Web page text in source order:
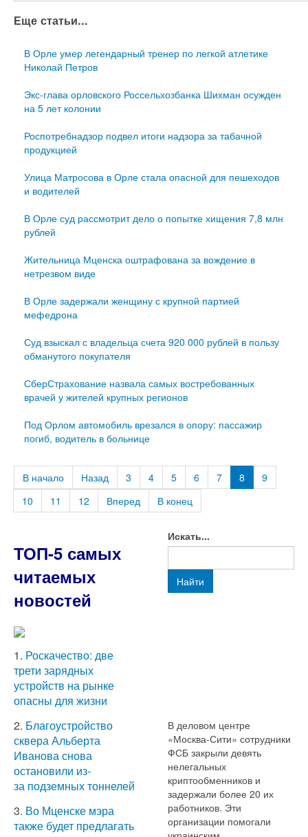
Еще статьи...
В Орле умер легендарный тренер по легкой атлетике
Николай Петров
Экс-глава орловского Россельхозбанка Шихман осужден
на 5 лет колонии
Роспотребнадзор подвел итоги надзора за табачной
продукцией
Улица Матросова в Орле стала опасной для пешеходов
и водителей
В Орле суд рассмотрит дело о попытке хищения 7,8 млн
рублей
Жительница Мценска оштрафована за вождение в
нетрезвом виде
В Орле задержали женщину с крупной партией
мефедрона
Суд взыскал с владельца счета 920 000 рублей в пользу
обманутого покупателя
СберСтрахование назвала самых востребованных
врачей у жителей крупных регионов
Под Орлом автомобиль врезался в опору: пассажир
погиб, водитель в больнице
В начало Назад 3 4 5 6 7 8
9
10
11 12 Вперед В конец
ТОП-5 самых
читаемых
новостей
1. Роскачество: две
трети зарядных
устройств на рынке
опасны для жизни
2. Благоустройство
сквера Альберта
Иванова снова
остановили из-
за подземных тоннелей
3. Во Мценске мэра
также будет предлагать
Искать...
Найти
В деловом центре
«Москва-Сити» сотрудники
ФСБ закрыли девять
нелегальных
криптообменников и
задержали более 20 их
работников. Эти
организации помогали